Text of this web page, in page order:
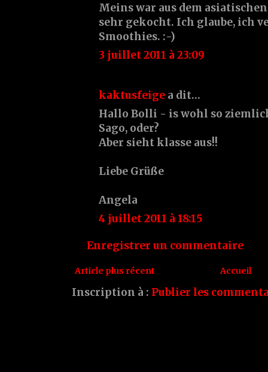
Meins war aus dem
sehr gekocht. Ich glaube, ich
Smoothies. :-)
3 juillet 2011 à 23:09
kaktusfeige a dit…
Hallo Bolli - is wohl so
Sago, oder?
Aber sieht klasse aus!!
Liebe Grüße
Angela
4 juillet 2011 à 18:15
Enregistrer un commentaire
Article plus récent Accueil
Inscription à : Publier les